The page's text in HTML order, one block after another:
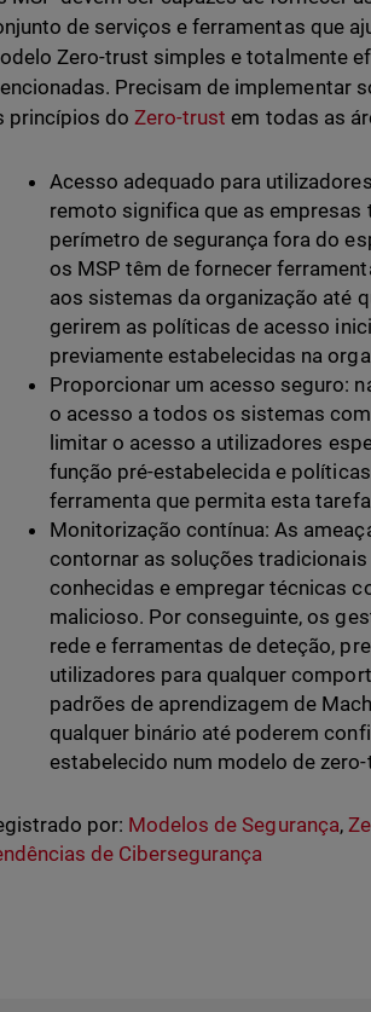
de serviços e ferramentas que
Zero-trust simples e totalmente
Precisam de implementar
princípios doZero-trust em todas as
Acesso adequado para
remoto significa que as
perímetro de segurança fora do
os MSP têm de fornecer
aos sistemas da organização até
gerirem as políticas de acesso
previamente estabelecidas na
Proporcionar um acesso seguro:
o acesso a todos os sistemas
limitar o acesso a utilizadores
função pré-estabelecida e
ferramenta que permita esta
Monitorização contínua: As
contornar as soluções
conhecidas e empregar técnicas
malicioso. Por conseguinte, os
rede e ferramentas de deteção,
utilizadores para qualquer
padrões de aprendizagem de
qualquer binário até poderem
estabelecido num modelo de
por: Modelos de Segurança,
de Cibersegurança